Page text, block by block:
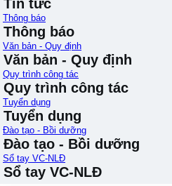
Tin tức
Thông báo
Thông báo
Văn bản - Quy định
Văn bản - Quy định
Quy trình công tác
Quy trình công tác
Tuyển dụng
Tuyển dụng
Đào tạo - Bồi dưỡng
Đào tạo - Bồi dưỡng
Sổ tay VC-NLĐ
Sổ tay VC-NLĐ